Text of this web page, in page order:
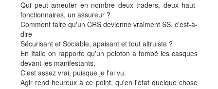
Qui peut ameuter en nombre deux traders, deux haut-
fonctionnaires, un assureur ?
Comment faire qu'un CRS devienne vraiment SS, c'est-à-
dire
Sécurisant et Sociable, apaisant et tout altruiste ?
En Italie on rapporte qu'un peloton a tombé les casques
devant les manifestants,
C'est assez vrai, puisque je l'ai vu.
Agir rend heureux à ce point, qu'en l'état quelque chose